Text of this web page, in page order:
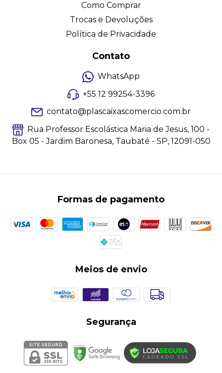
Como Comprar
Trocas e Devoluções
Política de Privacidade
Contato
WhatsApp
+55 12 99254-3396
contato@plascaixascomercio.com.br
Rua Professor Escolástica Maria de Jesus, 100 -
Box 05 - Jardim Baronesa, Taubaté - SP, 12091-050
Formas de pagamento
Meios de envio
Segurança